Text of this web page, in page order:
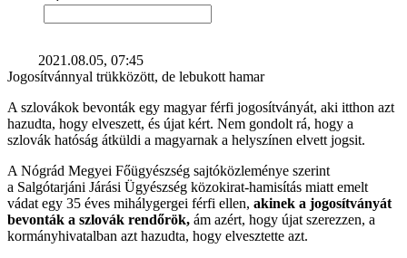
2021.08.05, 07:45
Jogosítvánnyal trükközött, de lebukott hamar
A szlovákok bevonták egy magyar férfi jogosítványát, aki itthon azt
hazudta, hogy elveszett, és újat kért. Nem gondolt rá, hogy a
szlovák hatóság átküldi a magyarnak a helyszínen elvett jogsit.
A Nógrád Megyei Főügyészség sajtóközleménye szerint
a Salgótarjáni Járási Ügyészség közokirat-hamisítás miatt emelt
vádat egy 35 éves mihálygergei férfi ellen, akinek a jogosítványát
bevonták a szlovák rendőrök, ám azért, hogy újat szerezzen, a
kormányhivatalban azt hazudta, hogy elvesztette azt.